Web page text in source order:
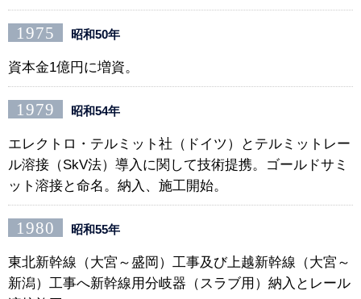
1975 昭和50年
資本金1億円に増資。
1979 昭和54年
エレクトロ・テルミット社（ドイツ）とテルミットレー
ル溶接（SkV法）導入に関して技術提携。ゴールドサミ
ット溶接と命名。納入、施工開始。
1980 昭和55年
東北新幹線（大宮～盛岡）工事及び上越新幹線（大宮～
新潟）工事へ新幹線用分岐器（スラブ用）納入とレール